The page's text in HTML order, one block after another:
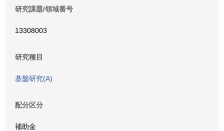
研究課題/領域番号
13308003
研究種目
基盤研究(A)
配分区分
補助金